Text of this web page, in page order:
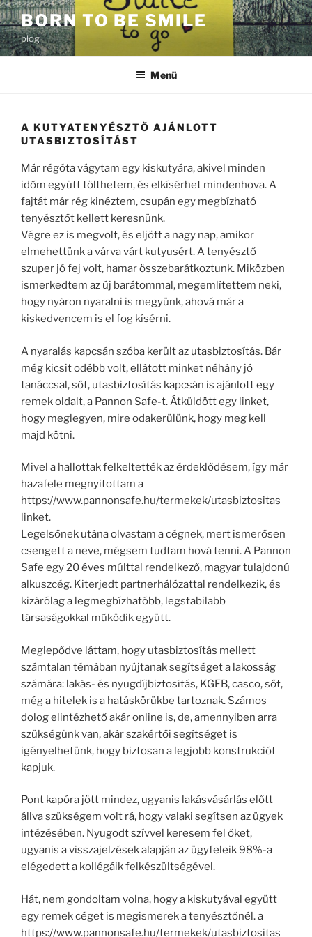
Tartalomhoz
BORN TO BE SMILE
blog
Menü
A KUTYATENYÉSZTŐ AJÁNLOTT
UTASBIZTOSÍTÁST
Már régóta vágytam egy kiskutyára, akivel minden
időm együtt tölthetem, és elkísérhet mindenhova. A
fajtát már rég kinéztem, csupán egy megbízható
tenyésztőt kellett keresnünk.
Végre ez is megvolt, és eljött a nagy nap, amikor
elmehettünk a várva várt kutyusért. A tenyésztő
szuper jó fej volt, hamar összebarátkoztunk. Miközben
ismerkedtem az új barátommal, megemlítettem neki,
hogy nyáron nyaralni is megyünk, ahová már a
kiskedvencem is el fog kísérni.
A nyaralás kapcsán szóba került az utasbiztosítás. Bár
még kicsit odébb volt, ellátott minket néhány jó
tanáccsal, sőt, utasbiztosítás kapcsán is ajánlott egy
remek oldalt, a Pannon Safe-t. Átküldött egy linket,
hogy meglegyen, mire odakerülünk, hogy meg kell
majd kötni.
Mivel a hallottak felkeltették az érdeklődésem, így már
hazafele megnyitottam a
https://www.pannonsafe.hu/termekek/utasbiztositas
linket.
Legelsőnek utána olvastam a cégnek, mert ismerősen
csengett a neve, mégsem tudtam hová tenni. A Pannon
Safe egy 20 éves múlttal rendelkező, magyar tulajdonú
alkuszcég. Kiterjedt partnerhálózattal rendelkezik, és
kizárólag a legmegbízhatóbb, legstabilabb
társaságokkal működik együtt.
Meglepődve láttam, hogy utasbiztosítás mellett
számtalan témában nyújtanak segítséget a lakosság
számára: lakás- és nyugdíjbiztosítás, KGFB, casco, sőt,
még a hitelek is a hatáskörükbe tartoznak. Számos
dolog elintézhető akár online is, de, amennyiben arra
szükségünk van, akár szakértői segítséget is
igényelhetünk, hogy biztosan a legjobb konstrukciót
kapjuk.
Pont kapóra jött mindez, ugyanis lakásvásárlás előtt
állva szükségem volt rá, hogy valaki segítsen az ügyek
intézésében. Nyugodt szívvel keresem fel őket,
ugyanis a visszajelzések alapján az ügyfeleik 98%-a
elégedett a kollégáik felkészültségével.
Hát, nem gondoltam volna, hogy a kiskutyával együtt
egy remek céget is megismerek a tenyésztőnél. a
https://www.pannonsafe.hu/termekek/utasbiztositas